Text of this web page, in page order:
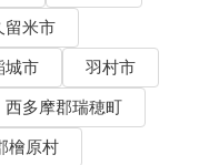
留米市
城市
羽村市
西多摩郡瑞穂町
檜原村